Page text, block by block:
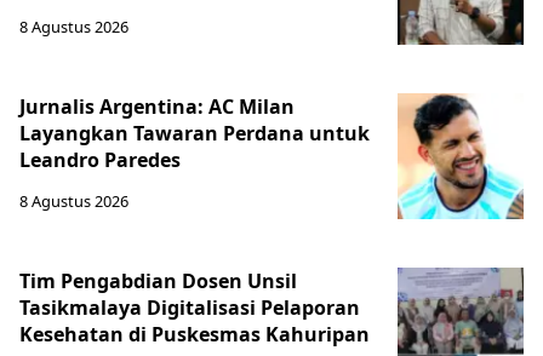
8 Agustus 2026
Jurnalis Argentina: AC Milan
Layangkan Tawaran Perdana untuk
Leandro Paredes
8 Agustus 2026
Tim Pengabdian Dosen Unsil
Tasikmalaya Digitalisasi Pelaporan
Kesehatan di Puskesmas Kahuripan